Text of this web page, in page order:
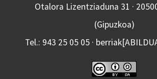
Otalora Lizentziaduna 31 ·
(Gipuzkoa)
Tel.: 943 25 05 05 ·